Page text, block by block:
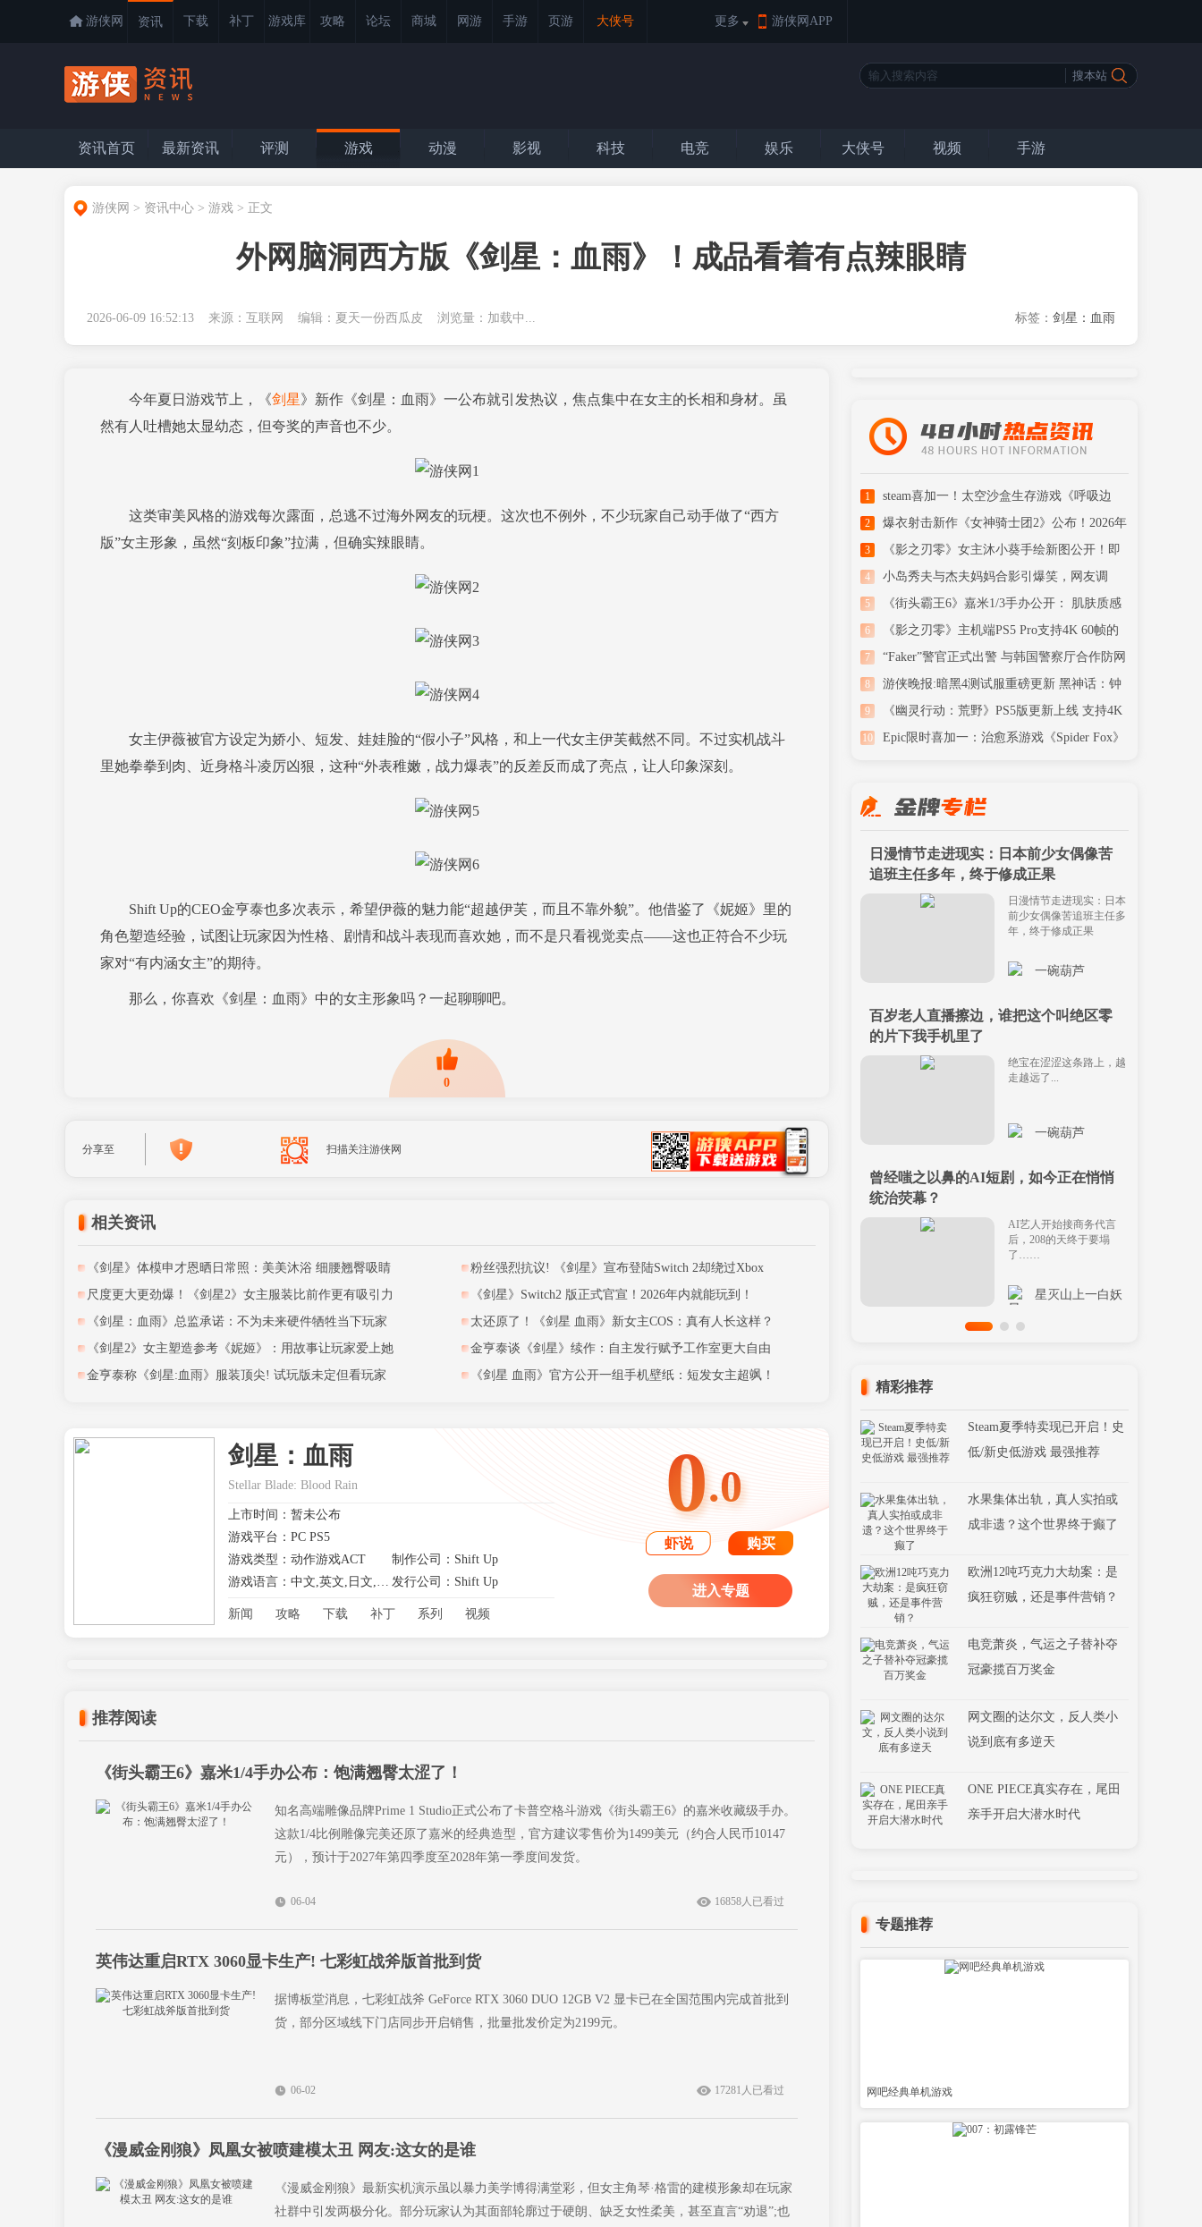
游侠网 资讯 下载 补丁 游戏库 攻略 论坛 商城 网游 手游 页游 大侠号 更多 游侠网APP
资讯首页 最新资讯 评测 游戏 动漫 影视 科技 电竞 娱乐 大侠号 视频 手游
游侠网 > 资讯中心 > 游戏 > 正文
外网脑洞西方版《剑星：血雨》！成品看着有点辣眼睛
2026-06-09 16:52:13 来源：互联网 编辑：夏天一份西瓜皮 浏览量： 加载中... 标签： 剑星：血雨
今年夏日游戏节上，《剑星》新作《剑星：血雨》一公布就引发热议，焦点集中在女主的长相和身材。虽
然有人吐槽她太显幼态，但夸奖的声音也不少。
这类审美风格的游戏每次露面，总逃不过海外网友的玩梗。这次也不例外，不少玩家自己动手做了“西方
版”女主形象，虽然“刻板印象”拉满，但确实辣眼睛。
女主伊薇被官方设定为娇小、短发、娃娃脸的“假小子”风格，和上一代女主伊芙截然不同。不过实机战斗
里她拳拳到肉、近身格斗凌厉凶狠，这种“外表稚嫩，战力爆表”的反差反而成了亮点，让人印象深刻。
Shift Up的CEO金亨泰也多次表示，希望伊薇的魅力能“超越伊芙，而且不靠外貌”。他借鉴了《妮姬》里的
角色塑造经验，试图让玩家因为性格、剧情和战斗表现而喜欢她，而不是只看视觉卖点——这也正符合不少玩
家对“有内涵女主”的期待。
那么，你喜欢《剑星：血雨》中的女主形象吗？一起聊聊吧。
0
分享至 扫描关注游侠网
相关资讯
《剑星》体模申才恩晒日常照：美美沐浴 细腰翘臀吸睛
粉丝强烈抗议! 《剑星》宣布登陆Switch 2却绕过Xbox
尺度更大更劲爆！《剑星2》女主服装比前作更有吸引力
《剑星》Switch2 版正式官宣！2026年内就能玩到！
《剑星：血雨》总监承诺：不为未来硬件牺牲当下玩家
太还原了！《剑星 血雨》新女主COS：真有人长这样？
《剑星2》女主塑造参考《妮姬》：用故事让玩家爱上她
金亨泰谈《剑星》续作：自主发行赋予工作室更大自由
金亨泰称《剑星:血雨》服装顶尖! 试玩版未定但看玩家
《剑星 血雨》官方公开一组手机壁纸：短发女主超飒！
剑星：血雨
Stellar Blade: Blood Rain
上市时间：暂未公布
游戏平台：PC PS5
游戏类型：动作游戏ACT
制作公司：Shift Up
游戏语言：中文,英文,日文,其他 发行公司：Shift Up
新闻 攻略 下载 补丁 系列 视频
0.0
虾说 购买
进入专题
推荐阅读
《街头霸王6》嘉米1/4手办公布：饱满翘臀太涩了！
知名高端雕像品牌Prime 1 Studio正式公布了卡普空格斗游戏《街头霸王6》的嘉米收藏级手办。
这款1/4比例雕像完美还原了嘉米的经典造型，官方建议零售价为1499美元（约合人民币10147
元），预计于2027年第四季度至2028年第一季度间发货。
06-04 16858人已看过
英伟达重启RTX 3060显卡生产! 七彩虹战斧版首批到货
据博板堂消息，七彩虹战斧 GeForce RTX 3060 DUO 12GB V2 显卡已在全国范围内完成首批到
货，部分区域线下门店同步开启销售，批量批发价定为2199元。
06-02 17281人已看过
《漫威金刚狼》凤凰女被喷建模太丑 网友:这女的是谁
《漫威金刚狼》最新实机演示虽以暴力美学博得满堂彩，但女主角琴·格雷的建模形象却在玩家
社群中引发两极分化。部分玩家认为其面部轮廓过于硬朗、缺乏女性柔美，甚至直言“劝退”;也
1
steam喜加一！太空沙盒生存游戏《呼吸边
缘》免费领
2
爆衣射击新作《女神骑士团2》公布！2026年
冬季发售
3
《影之刃零》女主沐小葵手绘新图公开！即
将开启预售
4
小岛秀夫与杰夫妈妈合影引爆笑，网友调
侃“见家长”
5
《街头霸王6》嘉米1/3手办公开： 肌肤质感
细腻逼真
6
《影之刃零》主机端PS5 Pro支持4K 60帧的
高画质体验
7
“Faker”警官正式出警 与韩国警察厅合作防网
路赌博
8
游侠晚报:暗黑4测试服重磅更新 黑神话：钟
馗CG爆料
9
《幽灵行动：荒野》PS5版更新上线 支持4K
60FPS运行
10
Epic限时喜加一：治愈系游戏《Spider Fox》
日漫情节走进现实：日本前少女偶像苦
追班主任多年，终于修成正果
日漫情节走进现实：日本
前少女偶像苦追班主任多
年，终于修成正果
一碗葫芦
百岁老人直播擦边，谁把这个叫绝区零
的片下我手机里了
绝宝在涩涩这条路上，越
走越远了...
一碗葫芦
曾经嗤之以鼻的AI短剧，如今正在悄悄
统治荧幕？
AI艺人开始接商务代言
后，208的天终于要塌
了……
星灭山上一白妖
精彩推荐
Steam夏季特卖现已开启！史
低/新史低游戏 最强推荐
水果集体出轨，真人实拍或
成非遗？这个世界终于癫了
欧洲12吨巧克力大劫案：是
疯狂窃贼，还是事件营销？
电竞萧炎，气运之子替补夺
冠豪揽百万奖金
网文圈的达尔文，反人类小
说到底有多逆天
ONE PIECE真实存在，尾田
亲手开启大潜水时代
专题推荐
网吧经典单机游戏